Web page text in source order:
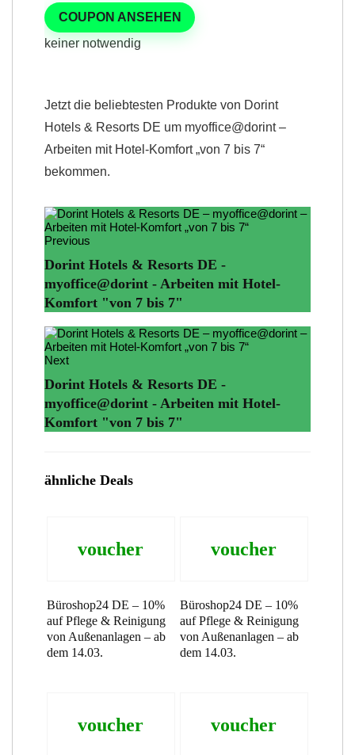
COUPON ANSEHEN
keiner notwendig
Jetzt die beliebtesten Produkte von Dorint
Hotels & Resorts DE um myoffice@dorint –
Arbeiten mit Hotel-Komfort „von 7 bis 7“
bekommen.
Previous
Dorint Hotels & Resorts DE -
myoffice@dorint - Arbeiten mit Hotel-
Komfort "von 7 bis 7"
Next
Dorint Hotels & Resorts DE -
myoffice@dorint - Arbeiten mit Hotel-
Komfort "von 7 bis 7"
ähnliche Deals
voucher
Büroshop24 DE – 10%
auf Pflege & Reinigung
von Außenanlagen – ab
dem 14.03.
voucher
Büroshop24 DE – 10%
auf Pflege & Reinigung
von Außenanlagen – ab
dem 14.03.
voucher voucher